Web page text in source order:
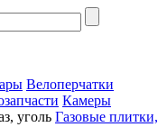
Велоперчатки
Камеры
уголь Газовые плитки,